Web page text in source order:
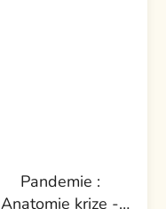
Pandemie :
Anatomie krize -